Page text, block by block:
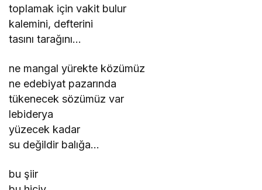
toplamak için vakit bulur
kalemini, defterini
tasını tarağını…
ne mangal yürekte közümüz
ne edebiyat pazarında
tükenecek sözümüz var
lebiderya
yüzecek kadar
su değildir balığa…
bu şiir